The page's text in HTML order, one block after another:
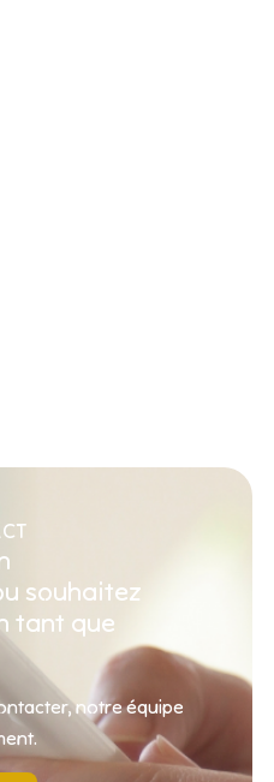
souhaitez
tant que
notre équipe